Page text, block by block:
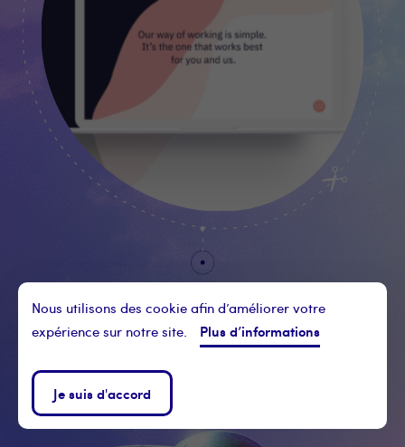
La Niche
Nous utilisons des cookie afin d’améliorer votre
expérience sur notre site.
Plus d’informations
Je suis d'accord